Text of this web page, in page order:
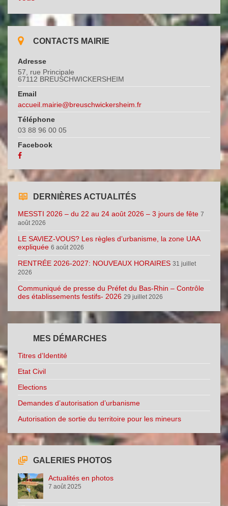
CONTACTS MAIRIE
Adresse
57, rue Principale
67112 BREUSCHWICKERSHEIM
Email
accueil.mairie@breuschwickersheim.fr
Téléphone
03 88 96 00 05
Facebook
DERNIÈRES ACTUALITÉS
MESSTI 2026 – du 22 au 24 août 2026 – 3 jours de fête 7
août 2026
LE SAVIEZ-VOUS? Les règles d’urbanisme, la zone UAA
expliquée 6 août 2026
RENTRÉE 2026-2027: NOUVEAUX HORAIRES 31 juillet
2026
Communiqué de presse du Préfet du Bas-Rhin – Contrôle
des établissements festifs- 2026 29 juillet 2026
MES DÉMARCHES
Titres d’Identité
Etat Civil
Elections
Demandes d’autorisation d’urbanisme
Autorisation de sortie du territoire pour les mineurs
GALERIES PHOTOS
Actualités en photos
7 août 2025